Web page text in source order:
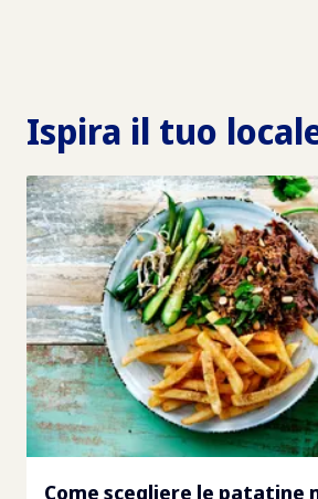
Ispira il tuo
Come scegliere le patatine